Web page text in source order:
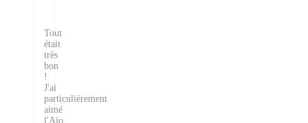
Tout
était
très
bon
!
J'ai
particulièrement
aimé
l'Ajo